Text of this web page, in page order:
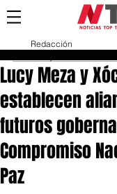
Lucy Meza y
establecen
futuros
Compromiso
Paz
Redacción